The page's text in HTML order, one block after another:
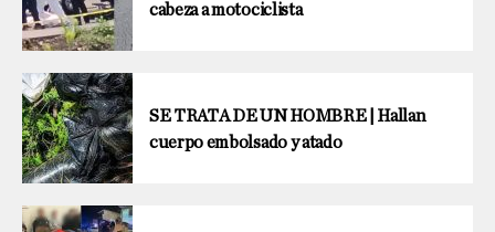
cabeza a motociclista
SE TRATA DE UN HOMBRE | Hallan
cuerpo embolsado y atado